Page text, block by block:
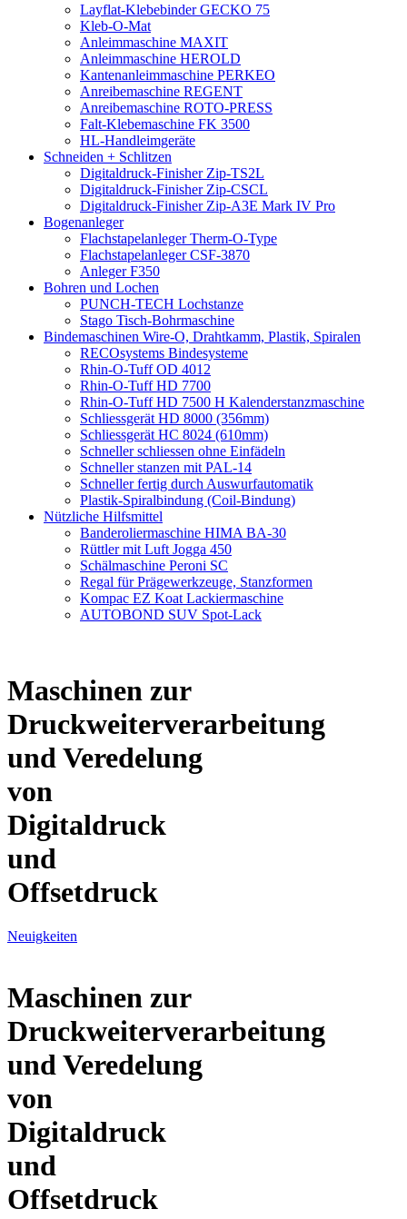
Layflat-Klebebinder GECKO 75
Kleb-O-Mat
Anleimmaschine MAXIT
Anleimmaschine HEROLD
Kantenanleimmaschine PERKEO
Anreibemaschine REGENT
Anreibemaschine ROTO-PRESS
Falt-Klebemaschine FK 3500
HL-Handleimgeräte
Schneiden + Schlitzen
Digitaldruck-Finisher Zip-TS2L
Digitaldruck-Finisher Zip-CSCL
Digitaldruck-Finisher Zip-A3E Mark IV Pro
Bogenanleger
Flachstapelanleger Therm-O-Type
Flachstapelanleger CSF-3870
Anleger F350
Bohren und Lochen
PUNCH-TECH Lochstanze
Stago Tisch-Bohrmaschine
Bindemaschinen Wire-O, Drahtkamm, Plastik, Spiralen
RECOsystems Bindesysteme
Rhin-O-Tuff OD 4012
Rhin-O-Tuff HD 7700
Rhin-O-Tuff HD 7500 H Kalenderstanzmaschine
Schliessgerät HD 8000 (356mm)
Schliessgerät HC 8024 (610mm)
Schneller schliessen ohne Einfädeln
Schneller stanzen mit PAL-14
Schneller fertig durch Auswurfautomatik
Plastik-Spiralbindung (Coil-Bindung)
Nützliche Hilfsmittel
Banderoliermaschine HIMA BA-30
Rüttler mit Luft Jogga 450
Schälmaschine Peroni SC
Regal für Prägewerkzeuge, Stanzformen
Kompac EZ Koat Lackiermaschine
AUTOBOND SUV Spot-Lack
Maschinen zur
Druckweiterverarbeitung
und Veredelung
von
Digitaldruck
und
Offsetdruck
Neuigkeiten
Maschinen zur
Druckweiterverarbeitung
und Veredelung
von
Digitaldruck
und
Offsetdruck